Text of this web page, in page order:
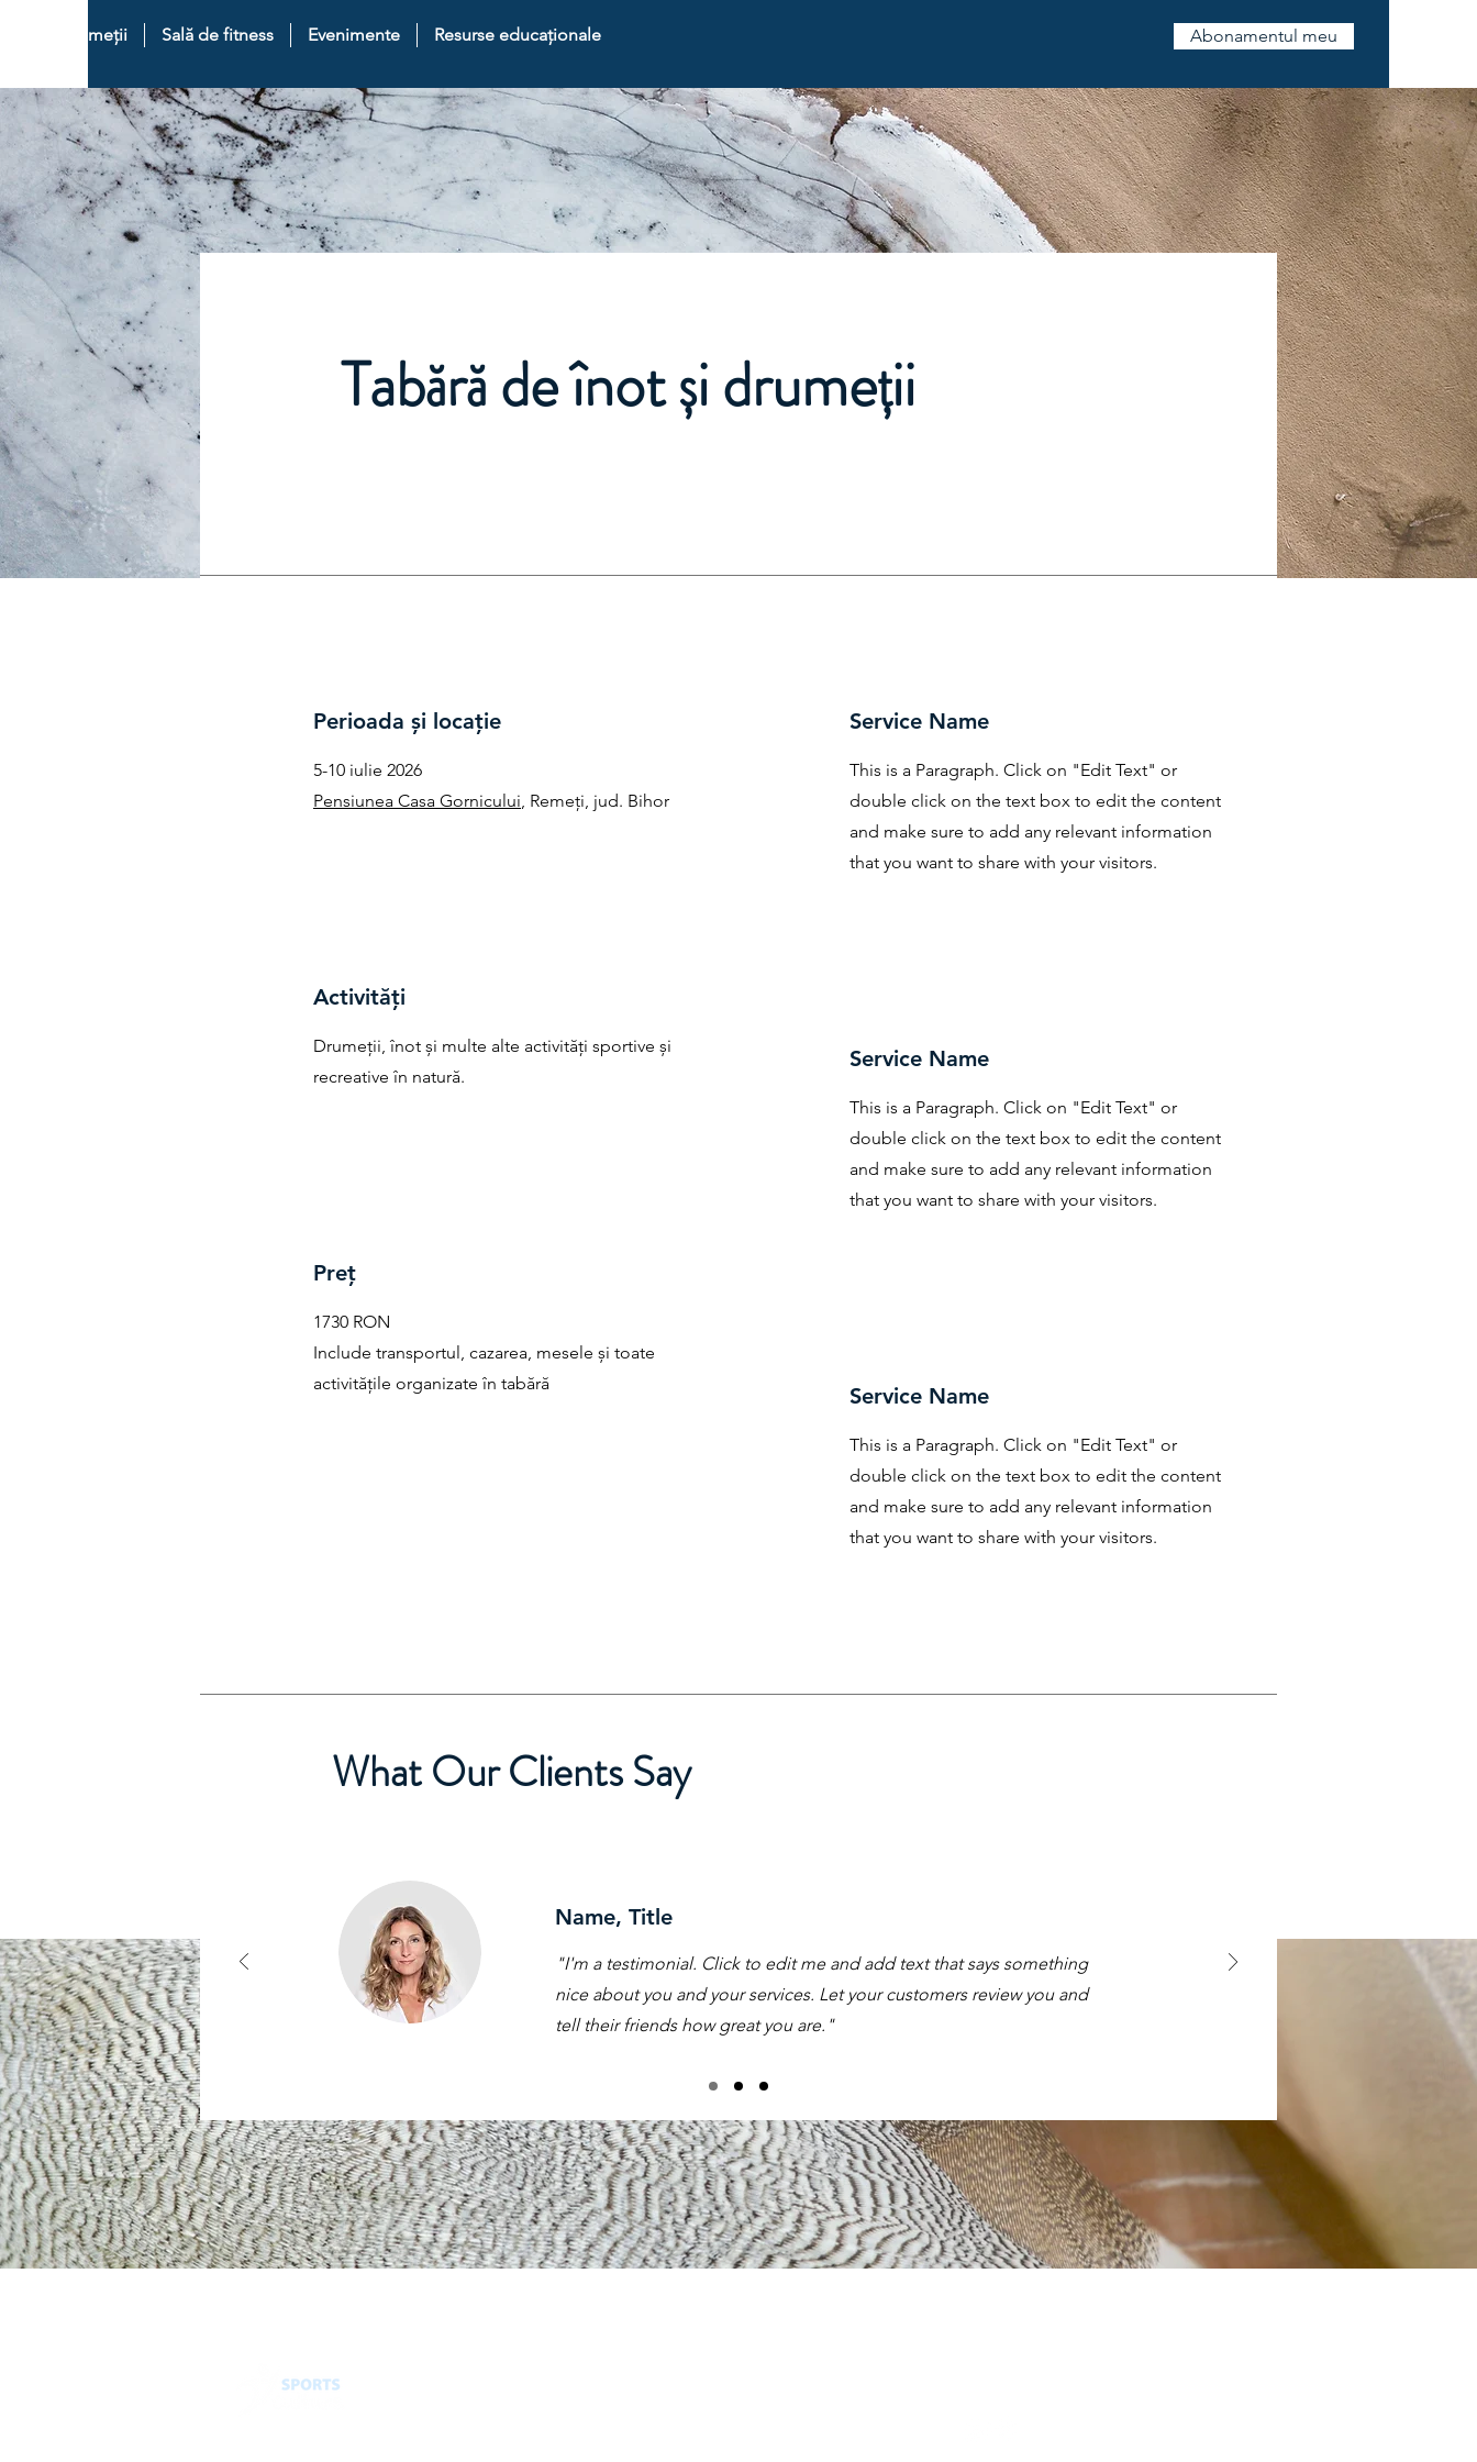
și drumeții Sală de fitness Evenimente Resurse educaționale Abonamentul meu
Tabără de înot și drumeții
Perioada și locație
5-10 iulie 2026
Pensiunea Casa Gornicului, Remeți, jud. Bihor
Activități
Drumeții, înot și multe alte activități sportive și
recreative în natură.
Preț
1730 RON
Include transportul, cazarea, mesele și toate
activitățile organizate în tabără
Service Name
This is a Paragraph. Click on "Edit Text" or
double click on the text box to edit the content
and make sure to add any relevant information
that you want to share with your visitors.
Service Name
This is a Paragraph. Click on "Edit Text" or
double click on the text box to edit the content
and make sure to add any relevant information
that you want to share with your visitors.
Service Name
This is a Paragraph. Click on "Edit Text" or
double click on the text box to edit the content
and make sure to add any relevant information
that you want to share with your visitors.
What Our Clients Say
Name, Title
"I'm a testimonial. Click to edit me and add text that says something
nice about you and your services. Let your customers review you and
tell their friends how great you are."